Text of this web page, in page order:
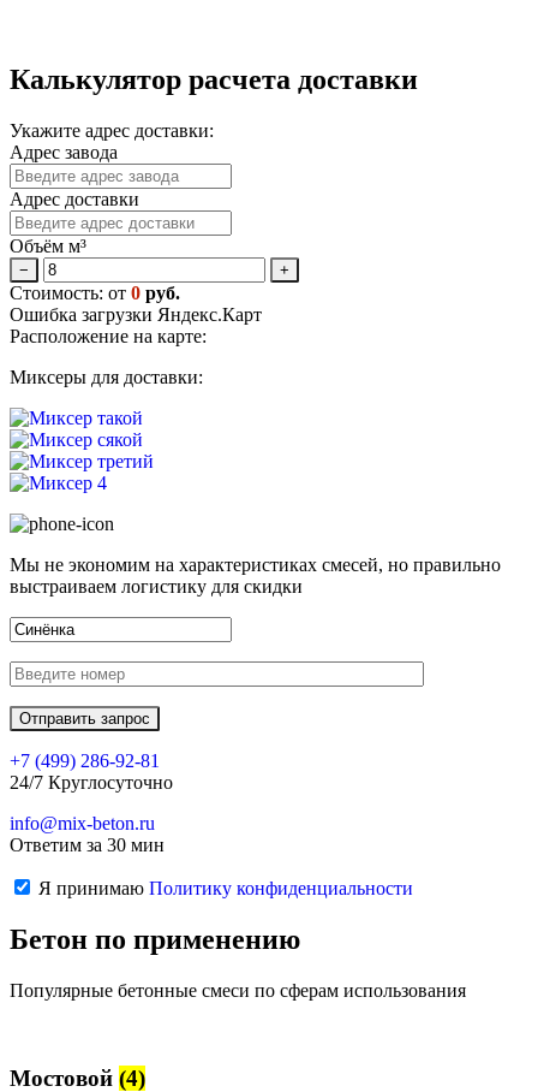
Калькулятор расчета доставки
Укажите адрес доставки:
Адрес завода
Адрес доставки
Объём м³
− +
Стоимость: от 0 руб.
Ошибка загрузки Яндекс.Карт
Расположение на карте:
Миксеры для доставки:
Мы не экономим на характеристиках смесей, но правильно
выстраиваем логистику для скидки
+7 (499) 286-92-81
24/7 Круглосуточно
info@mix-beton.ru
Ответим за 30 мин
Я принимаю Политику конфиденциальности
Бетон по применению
Популярные бетонные смеси по сферам использования
Мостовой (4)